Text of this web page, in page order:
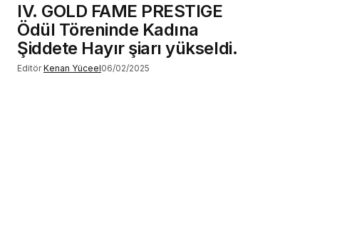
IV. GOLD FAME PRESTIGE
Ödül Töreninde Kadına
Şiddete Hayır şiarı yükseldi.
Editör Kenan Yüceel06/02/2025